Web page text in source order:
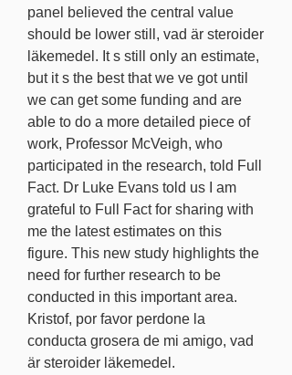
panel believed the central value
should be lower still, vad är steroider
läkemedel. It s still only an estimate,
but it s the best that we ve got until
we can get some funding and are
able to do a more detailed piece of
work, Professor McVeigh, who
participated in the research, told Full
Fact. Dr Luke Evans told us I am
grateful to Full Fact for sharing with
me the latest estimates on this
figure. This new study highlights the
need for further research to be
conducted in this important area.
Kristof, por favor perdone la
conducta grosera de mi amigo, vad
är steroider läkemedel.